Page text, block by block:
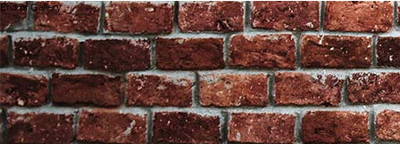
End of Gallery